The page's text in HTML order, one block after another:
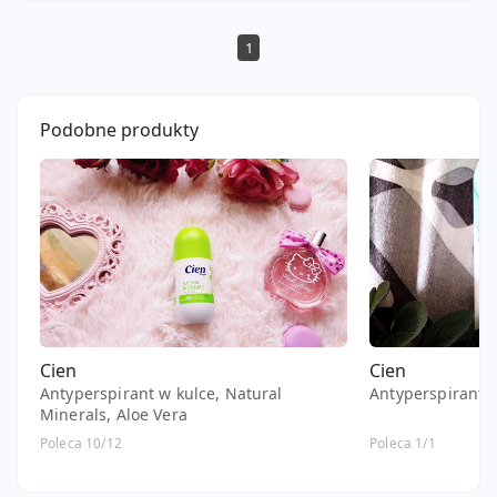
1
Podobne produkty
Cien
Antyperspirant w kulce, Natural
Minerals, Aloe Vera
Poleca 10/12
Cien
Antyperspirant
Poleca 1/1